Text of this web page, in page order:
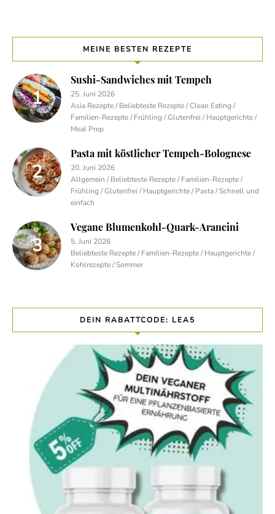
MEINE BESTEN REZEPTE
Sushi-Sandwiches mit Tempeh
25. Juni 2026
Asia Rezepte / Beliebteste Rezepte / Clean Eating /
Familien-Rezepte / Frühling / Glutenfrei / Hauptgerichte /
Meal Prep
Pasta mit köstlicher Tempeh-Bolognese
20. Juni 2026
Allgemein / Beliebteste Rezepte / Familien-Rezepte /
Frühling / Glutenfrei / Hauptgerichte / Pasta / Schnell und
einfach
Vegane Blumenkohl-Quark-Arancini
5. Juni 2026
Beliebteste Rezepte / Familien-Rezepte / Hauptgerichte /
Kohlrezepte / Sommer
DEIN RABATTCODE: LEA5